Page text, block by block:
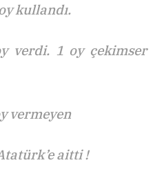
kullandı.
verdi. 1 oy çekimser
vermeyen
aitti !